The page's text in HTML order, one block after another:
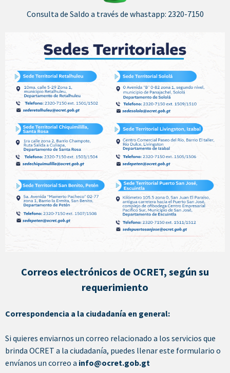
Consulta de Saldo a través de whastapp: 2320-7150
Correos electrónicos de OCRET, según su
requerimiento
Correspondencia a la ciudadanía en general:
Si quieres enviarnos un correo relacionado a los servicios que
brinda OCRET a la ciudadanía, puedes llenar este formulario o
envíanos un correo a info@ocret.gob.gt